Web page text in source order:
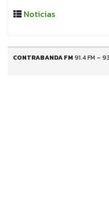
Noticias
CONTRABANDA FM91.4 FM –